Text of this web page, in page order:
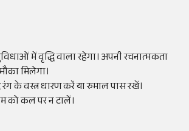
में वृद्धि वाला रहेगा। अपनी रचनात्मकता
मिलेगा।
के वस्त्र धारण करें या रुमाल पास रखें।
को कल पर न टालें।